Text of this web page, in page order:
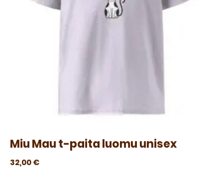
Miu Mau t-paita luomu unisex
32,00€